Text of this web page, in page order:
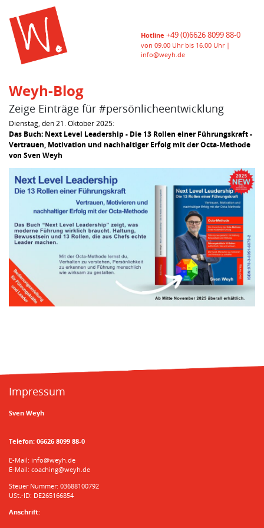
Hotline +49 (0)6626 8099 88-0
von 09.00 Uhr bis 16.00 Uhr |
info@weyh.de
Weyh-Blog
Zeige Einträge für #persönlicheentwicklung
Dienstag, den 21. Oktober 2025:
Das Buch: Next Level Leadership - Die 13 Rollen einer Führungskraft -
Vertrauen, Motivation und nachhaltiger Erfolg mit der Octa-Methode
von Sven Weyh
Impressum
Sven Weyh
Telefon: 06626 8099 88-0
E-Mail: info@weyh.de
E-Mail: coaching@weyh.de
Steuer Nummer: 03688100792
USt.-ID: DE265166854
Anschrift: